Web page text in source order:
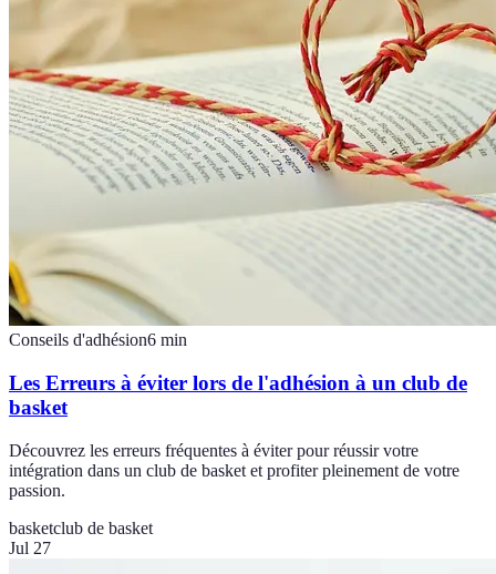
Conseils d'adhésion6 min
Les Erreurs à éviter lors de l'adhésion à un club de
basket
Découvrez les erreurs fréquentes à éviter pour réussir votre
intégration dans un club de basket et profiter pleinement de votre
passion.
basketclub de basket
Jul 27